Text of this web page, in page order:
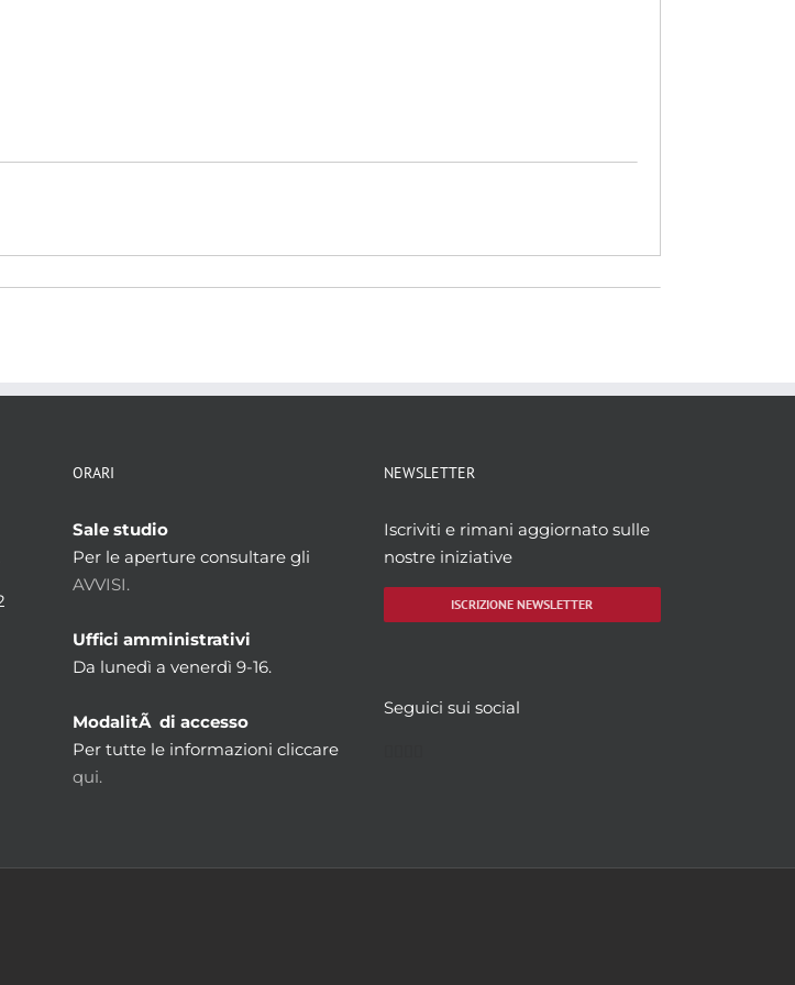
ORARI
Sale studio
Per le aperture consultare gli
AVVISI.
Uffici amministrativi
Da lunedì a venerdì 9-16.
ModalitÃ di accesso
Per tutte le informazioni cliccare
qui.
NEWSLETTER
Iscriviti e rimani aggiornato sulle
nostre iniziative
ISCRIZIONE NEWSLETTER
Seguici sui social